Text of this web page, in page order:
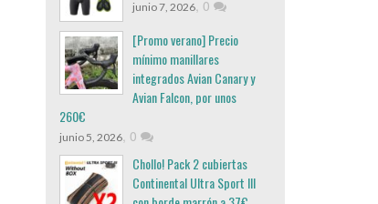
junio 7, 2026, 0
[Promo verano] Precio
mínimo manillares
integrados Avian Canary y
Avian Falcon, por unos
260€
junio 5, 2026, 0
Chollo! Pack 2 cubiertas
Continental Ultra Sport III